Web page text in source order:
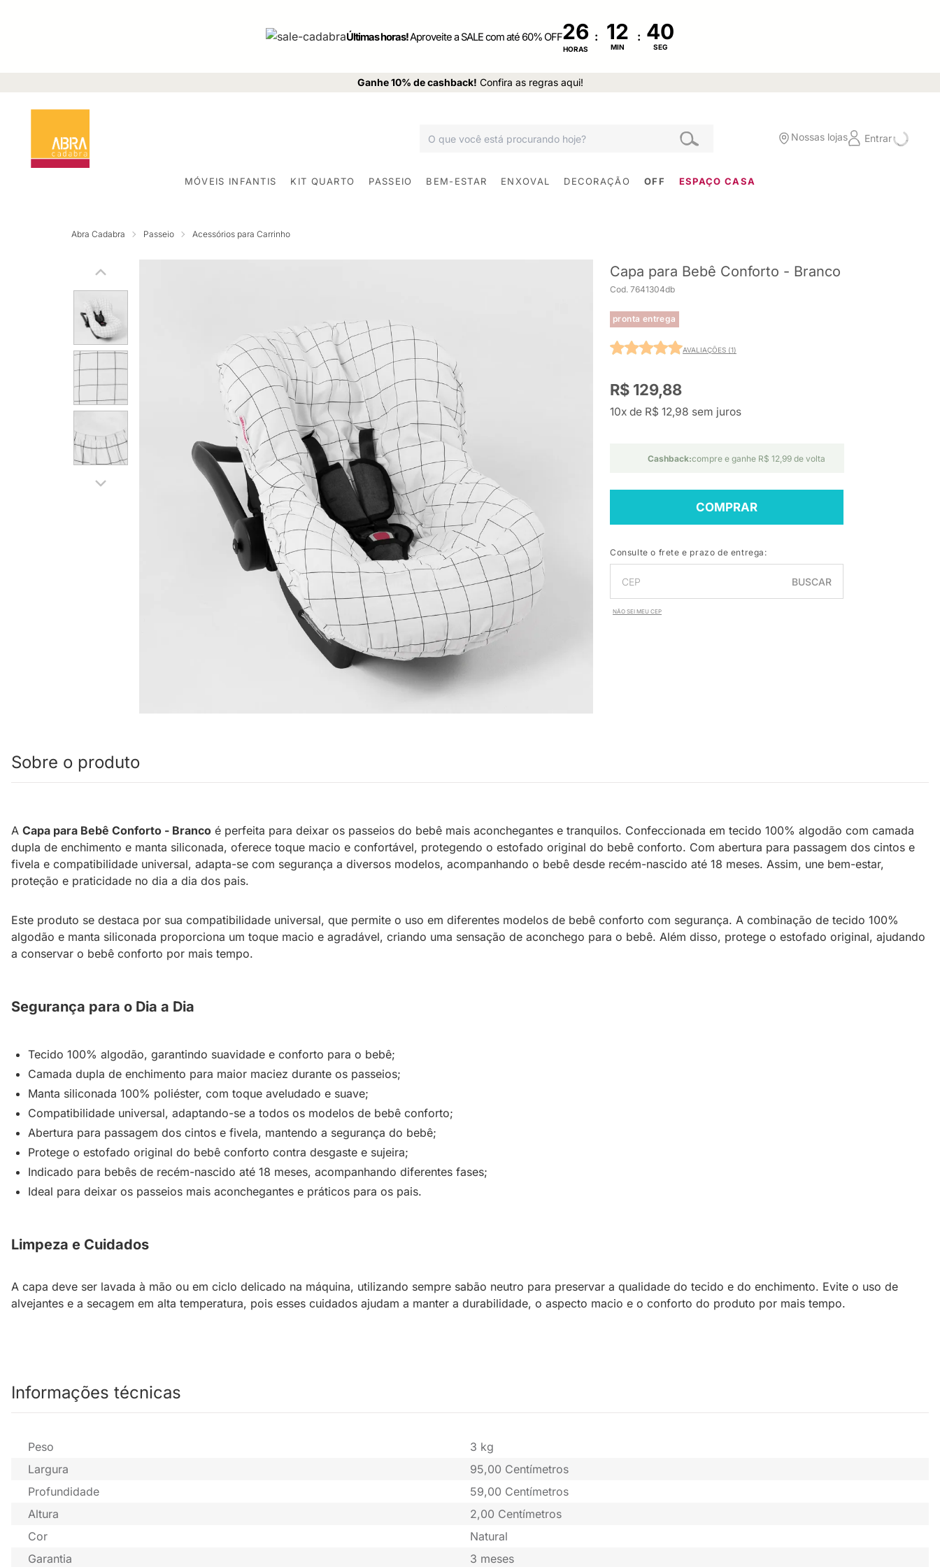
Últimas horas!Aproveite a SALE com até 60% OFF26
HORAS
:
MIN
:
SEG
Ganhe 10% de cashback! Confira as regras aqui!
Nossas lojas Entrar
MÓVEIS INFANTIS KIT QUARTO PASSEIO BEM-ESTAR ENXOVAL DECORAÇÃO OFF ESPAÇO CASA
Abra Cadabra Passeio Acessórios para Carrinho
Capa para Bebê Conforto - Branco
Cod. 7641304db
pronta entrega
AVALIAÇÕES (1)
R$ 129,88
10x de R$ 12,98 sem juros
Cashback:compre e ganhe R$ 12,99 de volta
COMPRAR
Consulte o frete e prazo de entrega:
BUSCAR
NÃO SEI MEU CEP
Sobre o produto
A Capa para Bebê Conforto - Branco é perfeita para deixar os passeios do bebê mais aconchegantes e tranquilos. Confeccionada em tecido 100% algodão com camada
dupla de enchimento e manta siliconada, oferece toque macio e confortável, protegendo o estofado original do bebê conforto. Com abertura para passagem dos cintos e
fivela e compatibilidade universal, adapta-se com segurança a diversos modelos, acompanhando o bebê desde recém-nascido até 18 meses. Assim, une bem-estar,
proteção e praticidade no dia a dia dos pais.
Este produto se destaca por sua compatibilidade universal, que permite o uso em diferentes modelos de bebê conforto com segurança. A combinação de tecido 100%
algodão e manta siliconada proporciona um toque macio e agradável, criando uma sensação de aconchego para o bebê. Além disso, protege o estofado original, ajudando
a conservar o bebê conforto por mais tempo.
Segurança para o Dia a Dia
Tecido 100% algodão, garantindo suavidade e conforto para o bebê;
Camada dupla de enchimento para maior maciez durante os passeios;
Manta siliconada 100% poliéster, com toque aveludado e suave;
Compatibilidade universal, adaptando-se a todos os modelos de bebê conforto;
Abertura para passagem dos cintos e fivela, mantendo a segurança do bebê;
Protege o estofado original do bebê conforto contra desgaste e sujeira;
Indicado para bebês de recém-nascido até 18 meses, acompanhando diferentes fases;
Ideal para deixar os passeios mais aconchegantes e práticos para os pais.
Limpeza e Cuidados
A capa deve ser lavada à mão ou em ciclo delicado na máquina, utilizando sempre sabão neutro para preservar a qualidade do tecido e do enchimento. Evite o uso de
alvejantes e a secagem em alta temperatura, pois esses cuidados ajudam a manter a durabilidade, o aspecto macio e o conforto do produto por mais tempo.
Informações técnicas
Peso
3 kg
Largura
95,00 Centímetros
Profundidade
59,00 Centímetros
Altura
2,00 Centímetros
Cor
Natural
Garantia
3 meses